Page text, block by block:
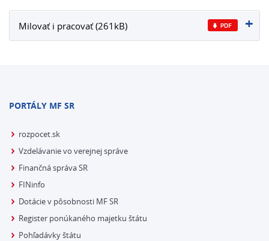
Milovať i pracovať (261kB)
PORTÁLY MF SR
rozpocet.sk
Vzdelávanie vo verejnej správe
Finančná správa SR
FINinfo
Dotácie v pôsobnosti MF SR
Register ponúkaného majetku štátu
Pohľadávky štátu